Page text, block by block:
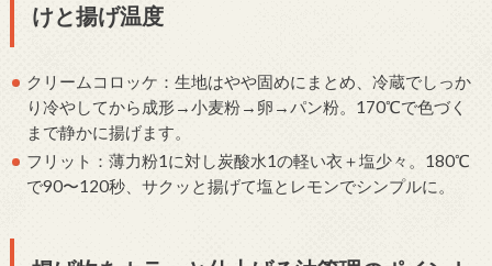
けと揚げ温度
クリームコロッケ：生地はやや固めにまとめ、冷蔵でしっか
り冷やしてから成形→小麦粉→卵→パン粉。170℃で色づく
まで静かに揚げます。
フリット：薄力粉1に対し炭酸水1の軽い衣＋塩少々。180℃
で90〜120秒、サクッと揚げて塩とレモンでシンプルに。